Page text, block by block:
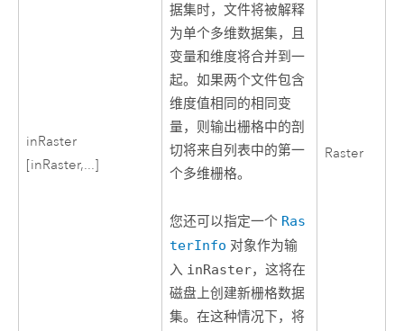
inRaster
[inRaster,...]
据集时，文件将被解释
为单个多维数据集，且
变量和维度将合并到一
起。如果两个文件包含
维度值相同的相同变
量，则输出栅格中的剖
切将来自列表中的第一
个多维栅格。
您还可以指定一个 Ras
terInfo 对象作为输
入 inRaster，这将在
磁盘上创建新栅格数据
集。在这种情况下，将
Raster